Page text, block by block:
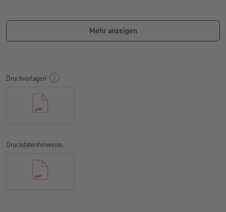
Schriftenmüssen vollständig eingebettet oder in Kurven
Farbmodus:CMYK, FOGRA51 (PSO Coated v3) für gestrichene
Papiere, FOGRA52 (PSO Uncoated v3 FOGRA52) für
ungestrichene Papiere
Rechtschreib- und Satzfehler
Inhalte von
Mehr anzeigen
Druckvorlagen
Druckdatenhinweise